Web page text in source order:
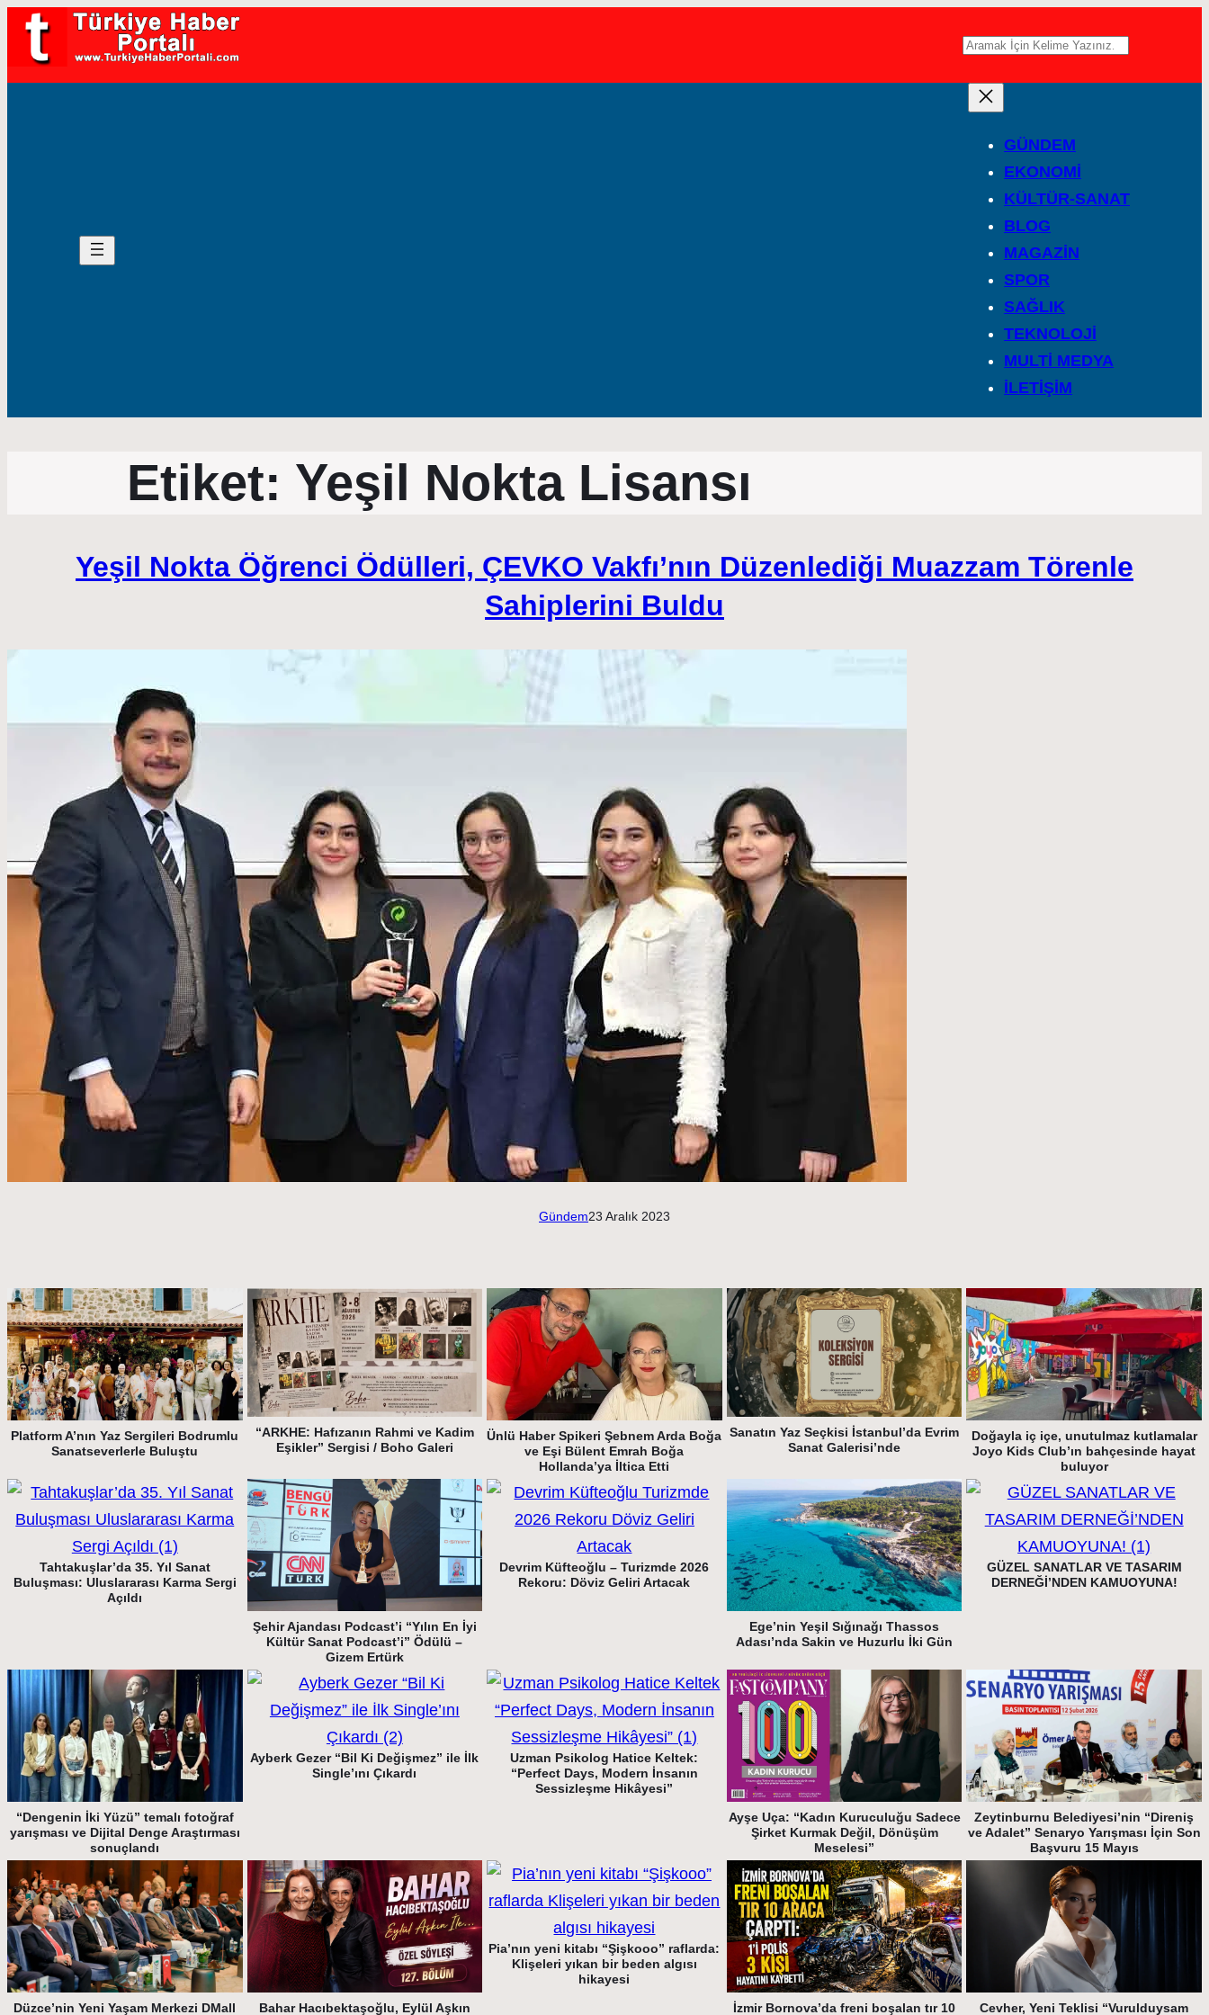
A
GÜNDEM
EKONOMİ
KÜLTÜR-SANAT
BLOG
MAGAZİN
SPOR
SAĞLIK
TEKNOLOJİ
MULTİ MEDYA
İLETİŞİM
Etiket: Yeşil Nokta Lisansı
Yeşil Nokta Öğrenci Ödülleri, ÇEVKO Vakfı’nın Düzenlediği Muazzam Törenle
Sahiplerini Buldu
Gündem23 Aralık 2023
Platform A’nın Yaz Sergileri Bodrumlu
Sanatseverlerle Buluştu
“ARKHE: Hafızanın Rahmi ve Kadim
Eşikler” Sergisi / Boho Galeri
Ünlü Haber Spikeri Şebnem Arda Boğa
ve Eşi Bülent Emrah Boğa
Hollanda’ya İltica Etti
Sanatın Yaz Seçkisi İstanbul’da Evrim
Sanat Galerisi’nde
Doğayla iç içe, unutulmaz kutlamalar
Joyo Kids Club’ın bahçesinde hayat
buluyor
Tahtakuşlar’da 35. Yıl Sanat
Buluşması: Uluslararası Karma Sergi
Açıldı
Şehir Ajandası Podcast’i “Yılın En İyi
Kültür Sanat Podcast’i” Ödülü –
Gizem Ertürk
Devrim Küfteoğlu – Turizmde 2026
Rekoru: Döviz Geliri Artacak
Ege’nin Yeşil Sığınağı Thassos
Adası’nda Sakin ve Huzurlu İki Gün
GÜZEL SANATLAR VE TASARIM
DERNEĞİ’NDEN KAMUOYUNA!
“Dengenin İki Yüzü” temalı fotoğraf
yarışması ve Dijital Denge Araştırması
sonuçlandı
Ayberk Gezer “Bil Ki Değişmez” ile İlk
Single’ını Çıkardı
Uzman Psikolog Hatice Keltek:
“Perfect Days, Modern İnsanın
Sessizleşme Hikâyesi”
Ayşe Uça: “Kadın Kuruculuğu Sadece
Şirket Kurmak Değil, Dönüşüm
Meselesi”
Zeytinburnu Belediyesi’nin “Direniş
ve Adalet” Senaryo Yarışması İçin Son
Başvuru 15 Mayıs
Düzce’nin Yeni Yaşam Merkezi DMall Bahar Hacıbektaşoğlu, Eylül Aşkın
Pia’nın yeni kitabı “Şişkooo” raflarda:
Klişeleri yıkan bir beden algısı
hikayesi
İzmir Bornova’da freni boşalan tır 10 Cevher, Yeni Teklisi “Vurulduysam